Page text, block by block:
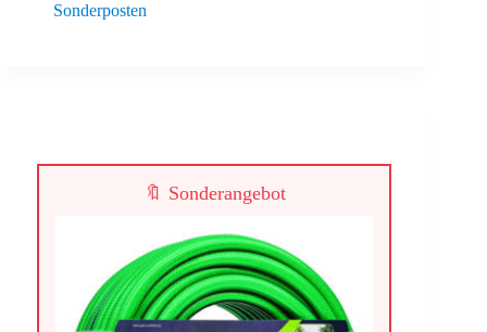
Sonderposten
🔖 Sonderangebot